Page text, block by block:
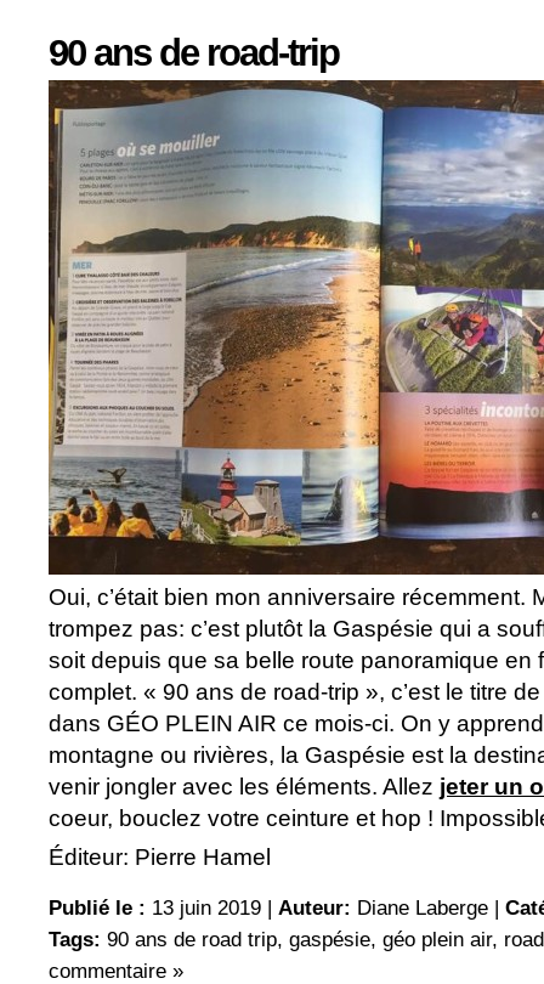
90 ans de road-trip
Oui, c’était bien mon anniversaire récemment.
trompez pas: c’est plutôt la Gaspésie qui a
soit depuis que sa belle route panoramique en
complet. « 90 ans de road-trip », c’est le titre
dans GÉO PLEIN AIR ce mois-ci. On y
montagne ou rivières, la Gaspésie est la
venir jongler avec les éléments. Allez jeter un
coeur, bouclez votre ceinture et hop !
Éditeur: Pierre Hamel
Publié le : 13 juin 2019 | Auteur: Diane Laberge |
Tags: 90 ans de road trip, gaspésie, géo plein air,
commentaire »